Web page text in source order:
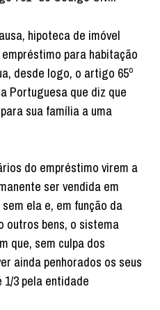
hipoteca de imóvel
para habitação
desde logo, o artigo 65º
Portuguesa que diz que
sua família a uma
do empréstimo virem a
ser vendida em
ela e, em função da
outros bens, o sistema
que, sem culpa dos
ainda penhorados os seus
3 pela entidade